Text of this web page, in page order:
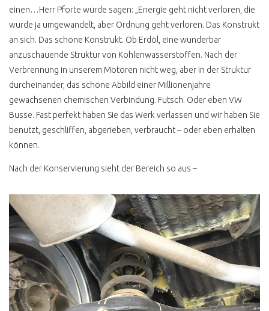
14 SEC VW BUS
GESTOHLEN
NACH DEM DIEBSTAHL
PEDALSPERRE
TESTSIEGER ?
GANGSCHALTUNGSSPERRE
H KENNZEICHEN
MANGELNDE
WER BILLIG KAUFT ..
AUSPUFF KAUFEN
WASSEREINBRUCH
INNENAUSBAU SELBST
GEMACHT
CAMPINGBOX TEST
einen…Herr Pforte würde sagen: „Energie geht nicht verloren, die
wurde ja umgewandelt, aber Ordnung geht verloren. Das Konstrukt
an sich. Das schöne Konstrukt. Ob Erdöl, eine wunderbar
anzuschauende Struktur von Kohlenwasserstoffen. Nach der
Verbrennung in unserem Motoren nicht weg, aber in der Struktur
durcheinander, das schöne Abbild einer Millionenjahre
gewachsenen chemischen Verbindung. Futsch. Oder eben VW
Busse. Fast perfekt haben Sie das Werk verlassen und wir haben Sie
benutzt, geschliffen, abgerieben, verbraucht – oder eben erhalten
können.
Nach der Konservierung sieht der Bereich so aus –